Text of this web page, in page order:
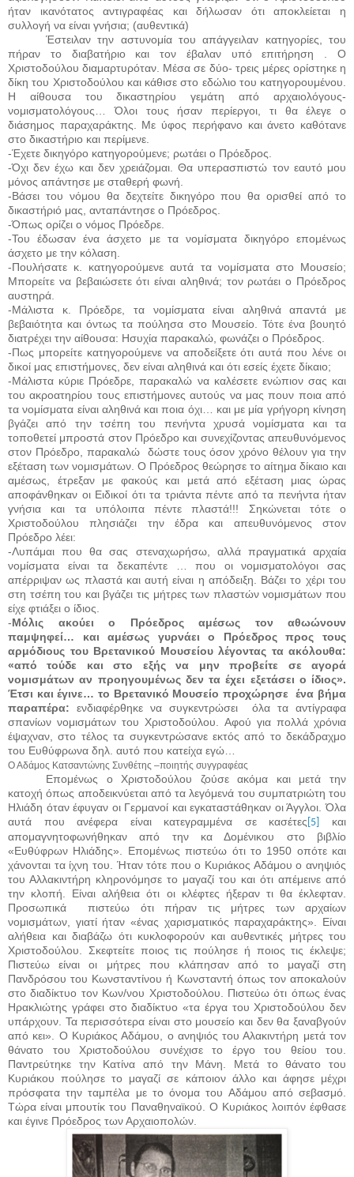
ήταν ικανότατος αντιγραφέας και δήλωσαν ότι αποκλείεται η
συλλογή να είναι γνήσια; (αυθεντικά)
Έστειλαν την αστυνομία του απάγγειλαν κατηγορίες, του
πήραν το διαβατήριο και τον έβαλαν υπό επιτήρηση . Ο
Χριστοδούλου διαμαρτυρόταν. Μέσα σε δύο- τρεις μέρες ορίστηκε η
δίκη του Χριστοδούλου και κάθισε στο εδώλιο του κατηγορουμένου.
Η αίθουσα του δικαστηρίου γεμάτη από αρχαιολόγους-
νομισματολόγους… Όλοι τους ήσαν περίεργοι, τι θα έλεγε ο
διάσημος παραχαράκτης. Με ύφος περήφανο και άνετο καθότανε
στο δικαστήριο και περίμενε.
-Έχετε δικηγόρο κατηγορούμενε; ρωτάει ο Πρόεδρος.
-Όχι δεν έχω και δεν χρειάζομαι. Θα υπερασπιστώ τον εαυτό μου
μόνος απάντησε με σταθερή φωνή.
-Βάσει του νόμου θα δεχτείτε δικηγόρο που θα ορισθεί από το
δικαστήριό μας, ανταπάντησε ο Πρόεδρος.
-Όπως ορίζει ο νόμος Πρόεδρε.
-Του έδωσαν ένα άσχετο με τα νομίσματα δικηγόρο επομένως
άσχετο με την κόλαση.
-Πουλήσατε κ. κατηγορούμενε αυτά τα νομίσματα στο Μουσείο;
Μπορείτε να βεβαιώσετε ότι είναι αληθινά; τον ρωτάει ο Πρόεδρος
αυστηρά.
-Μάλιστα κ. Πρόεδρε, τα νομίσματα είναι αληθινά απαντά με
βεβαιότητα και όντως τα πούλησα στο Μουσείο. Τότε ένα βουητό
διατρέχει την αίθουσα: Ησυχία παρακαλώ, φωνάζει ο Πρόεδρος.
-Πως μπορείτε κατηγορούμενε να αποδείξετε ότι αυτά που λένε οι
δικοί μας επιστήμονες, δεν είναι αληθινά και ότι εσείς έχετε δίκαιο;
-Μάλιστα κύριε Πρόεδρε, παρακαλώ να καλέσετε ενώπιον σας και
του ακροατηρίου τους επιστήμονες αυτούς να μας πουν ποια από
τα νομίσματα είναι αληθινά και ποια όχι… και με μία γρήγορη κίνηση
βγάζει από την τσέπη του πενήντα χρυσά νομίσματα και τα
τοποθετεί μπροστά στον Πρόεδρο και συνεχίζοντας απευθυνόμενος
στον Πρόεδρο, παρακαλώ
δώστε τους όσον χρόνο θέλουν για την
εξέταση των νομισμάτων. Ο Πρόεδρος θεώρησε το αίτημα δίκαιο και
αμέσως, έτρεξαν με φακούς και μετά από εξέταση μιας ώρας
αποφάνθηκαν οι Ειδικοί ότι τα τριάντα πέντε από τα πενήντα ήταν
γνήσια και τα υπόλοιπα πέντε πλαστά!!! Σηκώνεται τότε ο
Χριστοδούλου πλησιάζει την έδρα και απευθυνόμενος στον
Πρόεδρο λέει:
-Λυπάμαι που θα σας στεναχωρήσω, αλλά πραγματικά αρχαία
νομίσματα είναι τα δεκαπέντε … που οι νομισματολόγοι σας
απέρριψαν ως πλαστά και αυτή είναι η απόδειξη. Βάζει το χέρι του
στη τσέπη του και βγάζει τις μήτρες των πλαστών νομισμάτων που
είχε φτιάξει ο ίδιος.
-Μόλις ακούει ο Πρόεδρος αμέσως τον αθωώνουν
παμψηφεί… και αμέσως γυρνάει ο Πρόεδρος προς τους
αρμόδιους του Βρετανικού Μουσείου λέγοντας τα ακόλουθα:
«από τούδε και στο εξής να μην προβείτε σε αγορά
νομισμάτων αν προηγουμένως δεν τα έχει εξετάσει ο ίδιος».
Έτσι και έγινε… το Βρετανικό Μουσείο προχώρησε
ένα βήμα
παραπέρα: ενδιαφέρθηκε να συγκεντρώσει
όλα τα αντίγραφα
σπανίων νομισμάτων του Χριστοδούλου. Αφού για πολλά χρόνια
έψαχναν, στο τέλος τα συγκεντρώσανε εκτός από το δεκάδραχμο
του Ευθύφρωνα δηλ. αυτό που κατείχα εγώ…
Ο Αδάμος Κατσαντώνης Συνθέτης –ποιητής συγγραφέας
Επομένως ο Χριστοδούλου ζούσε ακόμα και μετά την
κατοχή όπως αποδεικνύεται από τα λεγόμενά του συμπατριώτη του
Ηλιάδη όταν έφυγαν οι Γερμανοί και εγκαταστάθηκαν οι Άγγλοι. Όλα
αυτά που ανέφερα είναι κατεγραμμένα σε κασέτες [5]
και
απομαγνητοφωνήθηκαν από την κα Δομένικου στο βιβλίο
«Ευθύφρων Ηλιάδης». Επομένως πιστεύω ότι το 1950 οπότε και
χάνονται τα ίχνη του. Ήταν τότε που ο Κυριάκος Αδάμου ο ανηψιός
του Αλλακιντήρη κληρονόμησε το μαγαζί του και ότι απέμεινε από
την κλοπή. Είναι αλήθεια ότι οι κλέφτες ήξεραν τι θα έκλεφταν.
Προσωπικά
πιστεύω ότι πήραν τις μήτρες των αρχαίων
νομισμάτων, γιατί ήταν «ένας χαρισματικός παραχαράκτης». Είναι
αλήθεια και διαβάζω ότι κυκλοφορούν και αυθεντικές μήτρες του
Χριστοδούλου. Σκεφτείτε ποιος τις πούλησε ή ποιος τις έκλεψε;
Πιστεύω είναι οι μήτρες που κλάπησαν από το μαγαζί στη
Πανδρόσου του Κωνσταντίνου ή Κωνσταντή όπως τον αποκαλούν
στο διαδίκτυο τον Κων/νου Χριστοδούλου. Πιστεύω ότι όπως ένας
Ηρακλιώτης γράφει στο διαδίκτυο «τα έργα του Χριστοδούλου δεν
υπάρχουν. Τα περισσότερα είναι στο μουσείο και δεν θα ξαναβγούν
από κει». Ο Κυριάκος Αδάμου, ο ανηψιός του Αλακιντήρη μετά τον
θάνατο του Χριστοδούλου συνέχισε το έργο του θείου του.
Παντρεύτηκε την Κατίνα από την Μάνη. Μετά το θάνατο του
Κυριάκου πούλησε το μαγαζί σε κάποιον άλλο και άφησε μέχρι
πρόσφατα την ταμπέλα με το όνομα του Αδάμου από σεβασμό.
Τώρα είναι μπουτίκ του Παναθηναϊκού. Ο Κυριάκος λοιπόν έφθασε
και έγινε Πρόεδρος των Αρχαιοπολών.